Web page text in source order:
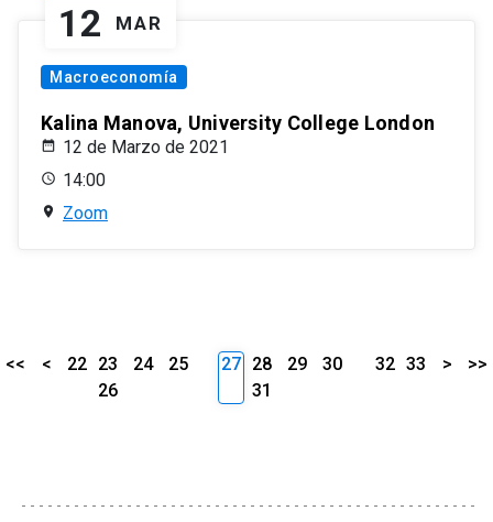
12 MAR
Macroeconomía
Kalina Manova, University College London
12 de Marzo de 2021
14:00
Zoom
<< < 22 23 24
25
26
27 28 29
30
31
32 33 > >>